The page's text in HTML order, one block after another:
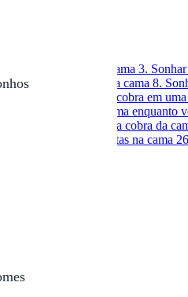
cobra em cima da cama 3.
com cobra morta na cama 8.
12. Sonhar com cobra em
com cobra na cama enquanto
que você tira uma cobra da
Sonhar com cobras pretas na cama